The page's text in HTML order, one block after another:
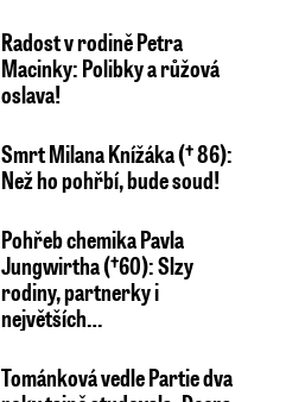
Radost v rodině Petra
Macinky: Polibky a růžová
oslava!
Smrt Milana Knížáka († 86):
Než ho pohřbí, bude soud!
Pohřeb chemika Pavla
Jungwirtha (†60): Slzy
rodiny, partnerky i
největších…
Tománková vedle Partie dva